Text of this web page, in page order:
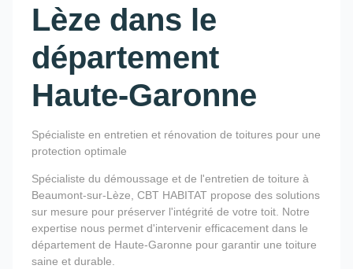
Lèze dans le
département
Haute-Garonne
Spécialiste en entretien et rénovation de toitures pour une
protection optimale
Spécialiste du démoussage et de l'entretien de toiture à
Beaumont-sur-Lèze, CBT HABITAT propose des solutions
sur mesure pour préserver l'intégrité de votre toit. Notre
expertise nous permet d'intervenir efficacement dans le
département de Haute-Garonne pour garantir une toiture
saine et durable.